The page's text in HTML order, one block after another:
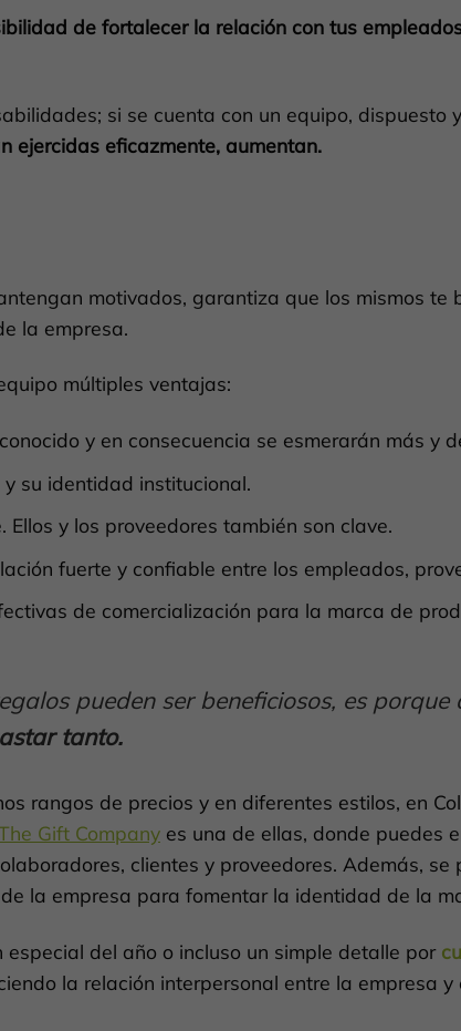
de fortalecer la relación con tus
si se cuenta con un equipo, dispuesto
ejercidas eficazmente, aumentan.
motivados, garantiza que los mismos te
la empresa.
múltiples ventajas:
y en consecuencia se esmerarán más y
su identidad institucional.
y los proveedores también son clave.
fuerte y confiable entre los empleados,
de comercialización para la marca de
pueden ser beneficiosos, es porque
tanto.
rangos de precios y en diferentes estilos, en
Gift Company es una de ellas, donde puedes
clientes y proveedores. Además, se
la empresa para fomentar la identidad de la
del año o incluso un simple detalle por
la relación interpersonal entre la empresa y